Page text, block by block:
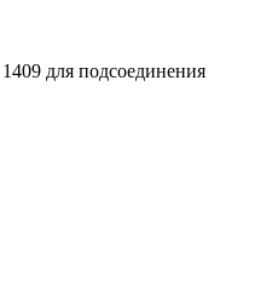
для подсоединения